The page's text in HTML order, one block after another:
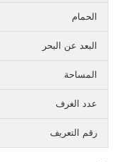
الحمام
البعد عن البحر
المساحة
عدد الغرف
رقم التعريف